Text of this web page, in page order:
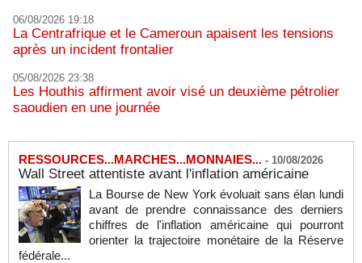
06/08/2026 19:18
La Centrafrique et le Cameroun apaisent les tensions
après un incident frontalier
05/08/2026 23:38
Les Houthis affirment avoir visé un deuxième pétrolier
saoudien en une journée
RESSOURCES...MARCHES...MONNAIES... - 10/08/2026
Wall Street attentiste avant l'inflation américaine
La Bourse de New York évoluait sans élan lundi
avant de prendre connaissance des derniers
chiffres de l'inflation américaine qui pourront
orienter la trajectoire monétaire de la Réserve
fédérale...